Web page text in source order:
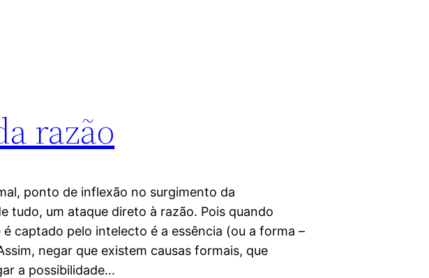
razão
ponto de inflexão no surgimento da
tudo, um ataque direto à razão. Pois quando
captado pelo intelecto é a essência (ou a forma –
negar que existem causas formais, que
a possibilidade…